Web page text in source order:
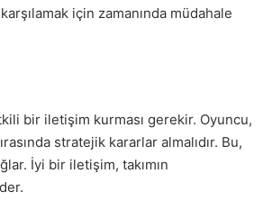
için zamanında müdahale
bir iletişim kurması gerekir. Oyuncu,
stratejik kararlar almalıdır. Bu,
İyi bir iletişim, takımın